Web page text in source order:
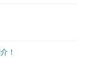
！